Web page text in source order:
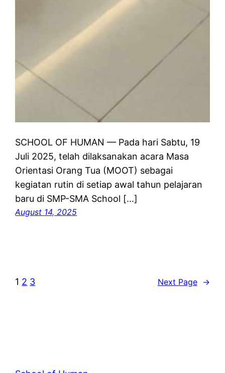
SCHOOL OF HUMAN — Pada hari Sabtu, 19
Juli 2025, telah dilaksanakan acara Masa
Orientasi Orang Tua (MOOT) sebagai
kegiatan rutin di setiap awal tahun pelajaran
baru di SMP-SMA School […]
August 14, 2025
1 2 3 Next Page →